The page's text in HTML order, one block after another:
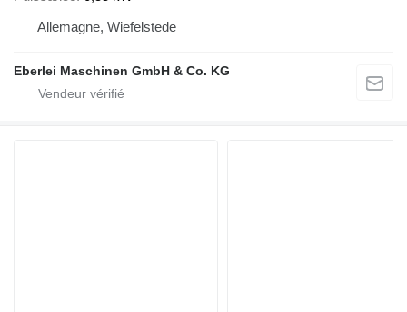
Allemagne, Wiefelstede
Eberlei Maschinen GmbH & Co. KG